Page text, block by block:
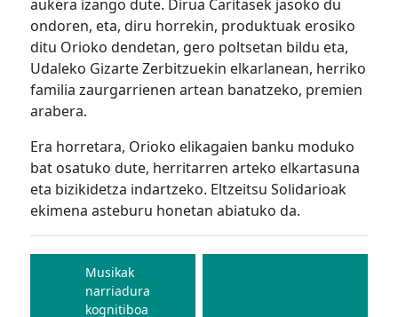
aukera izango dute. Dirua Caritasek jasoko du
ondoren, eta, diru horrekin, produktuak erosiko
ditu Orioko dendetan, gero poltsetan bildu eta,
Udaleko Gizarte Zerbitzuekin elkarlanean, herriko
familia zaurgarrienen artean banatzeko, premien
arabera.
Era horretara, Orioko elikagaien banku moduko
bat osatuko dute, herritarren arteko elkartasuna
eta bizikidetza indartzeko. Eltzeitsu Solidarioak
ekimena asteburu honetan abiatuko da.
Bidalketetan
zehar
nabigatu
Musikak
narriadura
kognitiboa